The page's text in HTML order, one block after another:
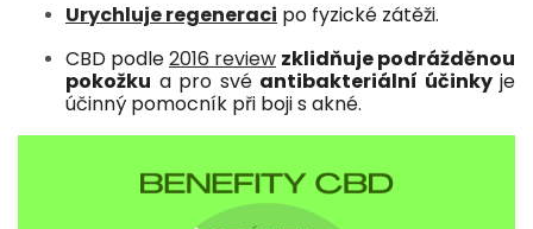
Urychluje regeneraci po fyzické zátěži.
CBD podle2016 review zklidňuje podrážděnou
pokožku a pro své antibakteriální účinkyje
účinný pomocník při boji s akné.